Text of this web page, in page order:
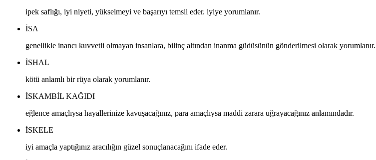
ipek saflığı, iyi niyeti, yükselmeyi ve başarıyı temsil eder. iyiye yorumlanır.
ISA
genellikle inancı kuvvetli olmayan insanlara, bilinç altından inanma güdüsünün gönderilmesi olarak yorumlanır.
ISHAL
kötü anlamlı bir rüya olarak yorumlanır.
ISKAMBIL KAĞIDI
eğlence amaçlıysa hayallerinize kavuşacağınız, para amaçlıysa maddi zarara uğrayacağınız anlamındadır.
ISKELE
iyi amaçla yaptığınız aracılığın güzel sonuçlanacağını ifade eder.